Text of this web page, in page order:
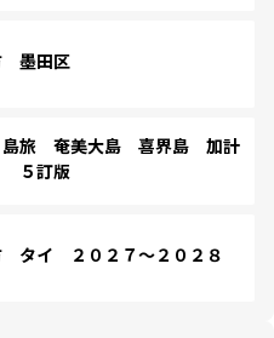
墨田区
旅 奄美大島 喜界島 加計
５訂版
タイ ２０２７～２０２８